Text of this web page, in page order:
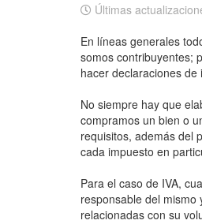
Últimas
En líneas generales
somos contribuyentes;
hacer declaraciones de
No siempre hay que
compramos un bien o
requisitos, además del
cada impuesto en
Para el caso de IVA,
responsable del
relacionadas con su